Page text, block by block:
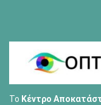
Το Κέντρο